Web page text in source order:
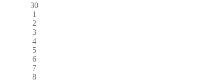
30
1
2
3
4
5
6
7
8